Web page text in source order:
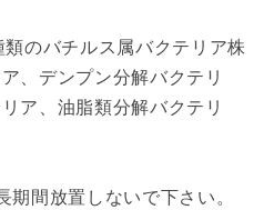
のバチルス属バクテリア株
、デンプン分解バクテリ
ア、油脂類分解バクテリ
間放置しないで下さい。